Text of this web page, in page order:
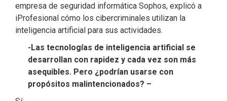
empresa de seguridad informática Sophos, explicó a
iProfesional cómo los cibercriminales utilizan la
inteligencia artificial para sus actividades.
-Las tecnologías de inteligencia artificial se
desarrollan con rapidez y cada vez son más
asequibles. Pero ¿podrían usarse con
propósitos malintencionados? –